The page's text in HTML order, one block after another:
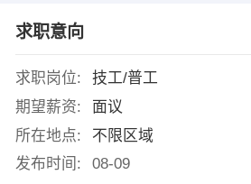
求职意向
求职岗位:
技工/普工
期望薪资:
面议
所在地点:
不限区域
发布时间:
08-09